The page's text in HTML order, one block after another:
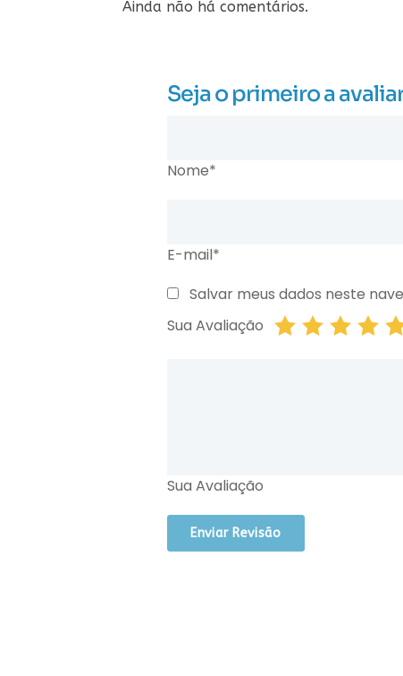
Ainda não há comentários.
Seja o primeiro a
Nome*
E-mail*
Salvar meus dados neste
Sua Avaliação
Sua Avaliação